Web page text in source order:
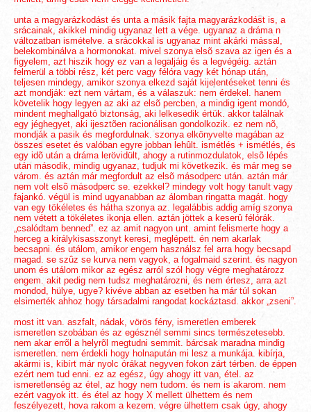
unta a magyarázkodást és unta a másik fajta magyarázkodást is, a
srácainak, akikkel mindig ugyanaz lett a vége. ugyanaz a dráma n
változatban ismételve. a srácokkal is ugyanaz mint akárki mással,
belekombinálva a hormonokat. mivel szonya elsõ szava az igen és a
figyelem, azt hiszik hogy ez van a legaljáig és a legvégéig. aztán
felmerül a többi rész, két perc vagy félóra vagy két hónap után,
teljesen mindegy, amikor szonya elkezd saját kijelentéseket tenni és
azt mondják: ezt nem vártam, és a válaszuk: nem érdekel. hanem
követelik hogy legyen az aki az elsõ percben, a mindig igent mondó,
mindent meghallgató biztonság, aki lelkesedik értük. akkor találnak
egy jéghegyet, aki ijesztõen racionálisan gondolkozik. ez nem nõ,
mondják a pasik és megfordulnak. szonya elkönyvelte magában az
összes esetet és valóban egyre jobban lehûlt. ismétlés + ismétlés, és
egy idõ után a dráma lerövidült, ahogy a rutinmozdulatok, elsõ lépés
után második, mindig ugyanaz, tudjuk mi következik. és már meg se
várom. és aztán már megfordult az elsõ másodperc után. aztán már
nem volt elsõ másodperc se. ezekkel? mindegy volt hogy tanult vagy
fajankó. végül is mind ugyanabban az álomban ringatta magát. hogy
van egy tökéletes és hátha szonya az. legalábbis addig amíg szonya
nem vétett a tökéletes ikonja ellen. aztán jöttek a keserû félórák.
„csalódtam benned”. ez az amit nagyon unt. amint felismerte hogy a
herceg a királykisasszonyt keresi, meglépett. én nem akarlak
becsapni. és utálom, amikor engem használsz fel arra hogy becsapd
magad. se szûz se kurva nem vagyok, a fogalmaid szerint. és nagyon
unom és utálom mikor az egész arról szól hogy végre meghatározz
engem. akit pedig nem tudsz meghatározni, és nem értesz, arra azt
mondod, hülye, ugye? kivéve abban az esetben ha már túl sokan
elsimerték ahhoz hogy társadalmi rangodat kockáztasd. akkor „zseni”.
most itt van. aszfalt, nádak, vörös fény, ismeretlen emberek
ismeretlen szobában és az egésznél semmi sincs természetesebb.
nem akar errõl a helyrõl megtudni semmit. bárcsak maradna mindig
ismeretlen. nem érdekli hogy holnapután mi lesz a munkája. kibírja,
akármi is, kibírt már nyolc órákat negyven fokon zárt térben. de éppen
ezért nem tud enni. ez az egész, úgy ahogy itt van, étel. az
ismeretlenség az étel, az hogy nem tudom. és nem is akarom. nem
ezért vagyok itt. és étel az hogy X mellett ülhettem és nem
feszélyezett, hova rakom a kezem. végre ülhettem csak úgy, ahogy